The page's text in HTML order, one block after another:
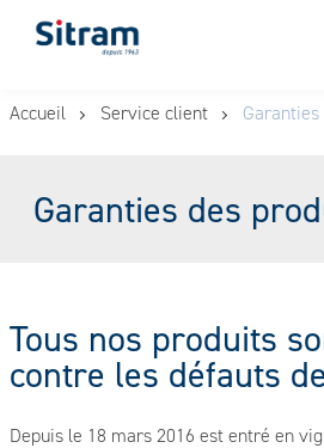
au
Accueil Service client Garanties
Garanties des
Tous nos produits
contre les défauts
Depuis le 18 mars 2016 est entré en